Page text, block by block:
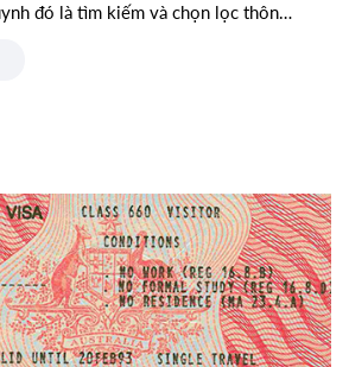
đó là tìm kiếm và chọn lọc thông